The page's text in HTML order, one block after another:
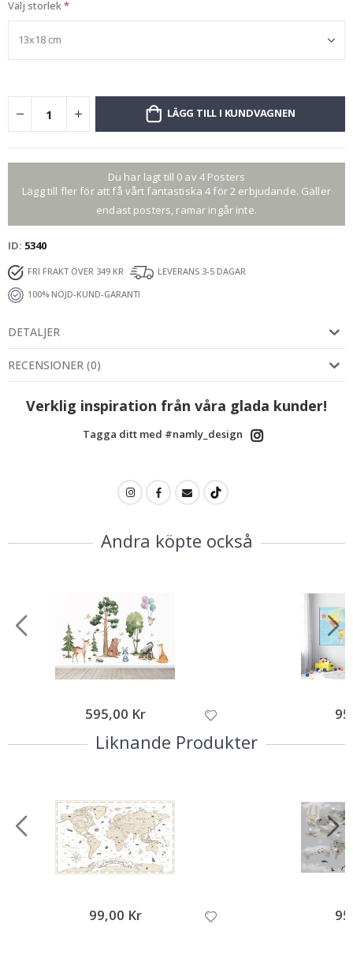
Välj storlek
LÄGG TILL I KUNDVAGNEN
Du har lagt till 0 av 4 Posters
Lägg till fler för att få vårt fantastiska 4 för 2 erbjudande. Gäller
endast posters, ramar ingår inte.
ID 5340
FRI FRAKT ÖVER 349 KR
LEVERANS 3-5 DAGAR
100% NÖJD-KUND-GARANTI
DETALJER
RECENSIONER (0)
Verklig inspiration från våra glada kunder!
Tagga ditt med #namly_design
Andra köpte också
595,00 Kr
Liknande Produkter
99,00 Kr